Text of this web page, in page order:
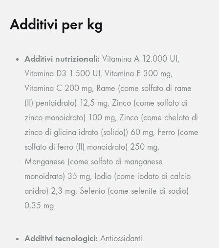
Additivi per kg
Additivi nutrizionali: Vitamina A 12.000 UI,
Vitamina D3 1.500 UI, Vitamina E 300 mg,
Vitamina C 200 mg, Rame (come solfato di rame
(II) pentaidrato) 12,5 mg, Zinco (come solfato di
zinco monoidrato) 100 mg, Zinco (come chelato di
zinco di glicina idrato (solido)) 60 mg, Ferro (come
solfato di ferro (II) monoidrato) 250 mg,
Manganese (come solfato di manganese
monoidrato) 35 mg, Iodio (come iodato di calcio
anidro) 2,3 mg, Selenio (come selenite di sodio)
0,35 mg.
Additivi tecnologici: Antiossidanti.